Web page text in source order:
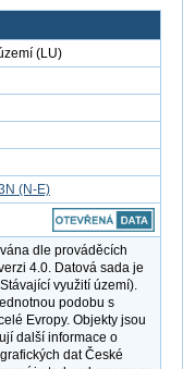
(LU)
(N-E)
dle prováděcích
4.0. Datová sada je
využití území).
podobu s
Evropy. Objekty jsou
další informace o
dat České